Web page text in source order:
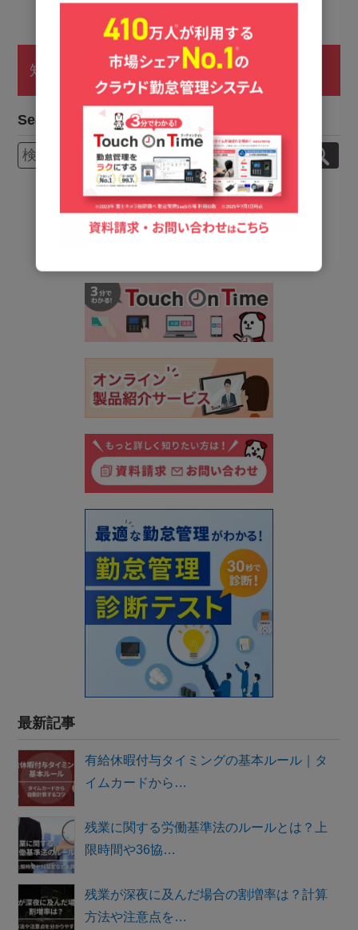
知っとく！勤怠管理！
Search
最新記事
有給休暇付与タイミングの基本ルール｜タ
イムカードから…
残業に関する労働基準法のルールとは？上
限時間や36協…
残業が深夜に及んだ場合の割増率は？計算
方法や注意点を…